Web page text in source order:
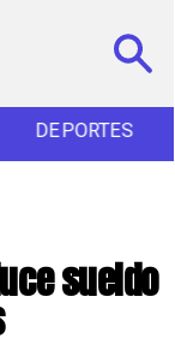
DEPORTES
sueldo